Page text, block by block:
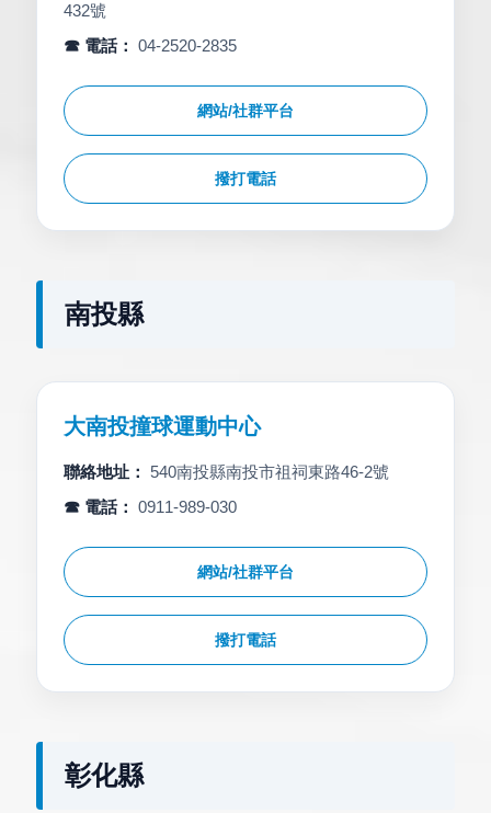
432號
☎ 電話： 04-2520-2835
網站/社群平台
撥打電話
南投縣
大南投撞球運動中心
聯絡地址：
540南投縣南投市祖祠東路46-2號
☎ 電話： 0911-989-030
網站/社群平台
撥打電話
彰化縣